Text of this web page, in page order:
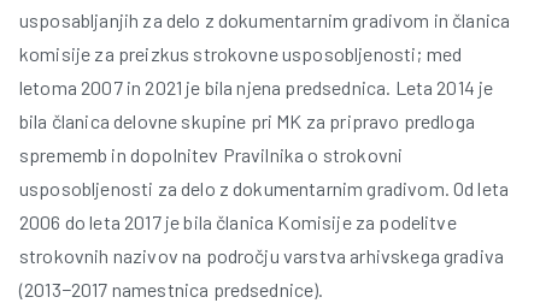
usposabljanjih za delo z dokumentarnim gradivom in članica
komisije za preizkus strokovne usposobljenosti; med
letoma 2007 in 2021 je bila njena predsednica. Leta 2014 je
bila članica delovne skupine pri MK za pripravo predloga
sprememb in dopolnitev Pravilnika o strokovni
usposobljenosti za delo z dokumentarnim gradivom. Od leta
2006 do leta 2017 je bila članica Komisije za podelitve
strokovnih nazivov na področju varstva arhivskega gradiva
(2013−2017 namestnica predsednice).